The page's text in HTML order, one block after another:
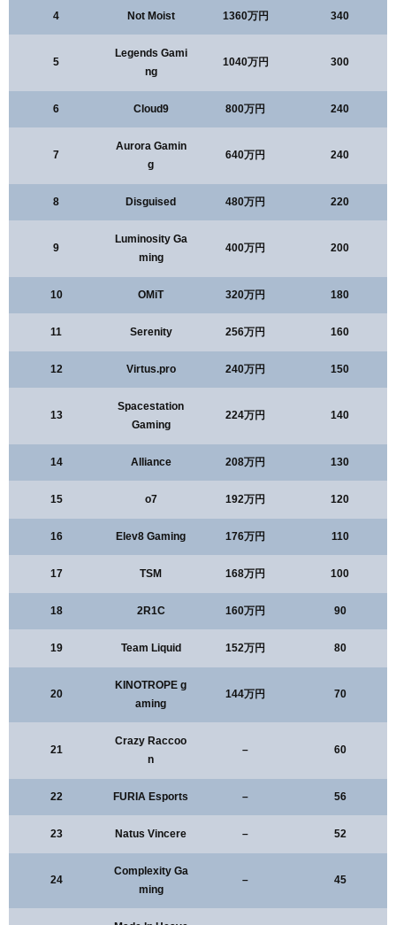
4 Not Moist 1360万円 340
5
Legends Gami
ng
1040万円 300
6 Cloud9 800万円 240
7
Aurora Gamin
g
640万円 240
8 Disguised 480万円 220
9
Luminosity Ga
ming
400万円 200
10 OMiT 320万円 180
11 Serenity 256万円 160
12 Virtus.pro 240万円 150
13
Spacestation
Gaming
224万円 140
14 Alliance 208万円 130
15 o7 192万円 120
16 Elev8 Gaming 176万円 110
17 TSM 168万円 100
18 2R1C 160万円 90
19 Team Liquid 152万円 80
20
KINOTROPE g
aming
144万円 70
21
Crazy Raccoo
n
– 60
22 FURIA Esports – 56
23 Natus Vincere – 52
24
Complexity Ga
ming
– 45